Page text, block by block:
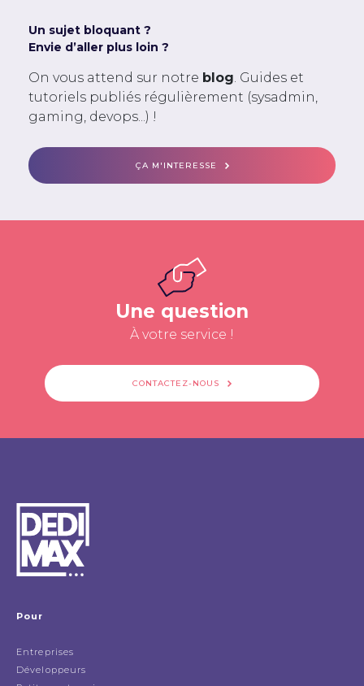
Un sujet bloquant ?
Envie d’aller plus loin ?
On vous attend sur notre blog. Guides et
tutoriels publiés régulièrement (sysadmin,
gaming, devops...) !
ÇA M'INTERESSE
Une question
À votre service !
CONTACTEZ-NOUS
Pour
Entreprises
Développeurs